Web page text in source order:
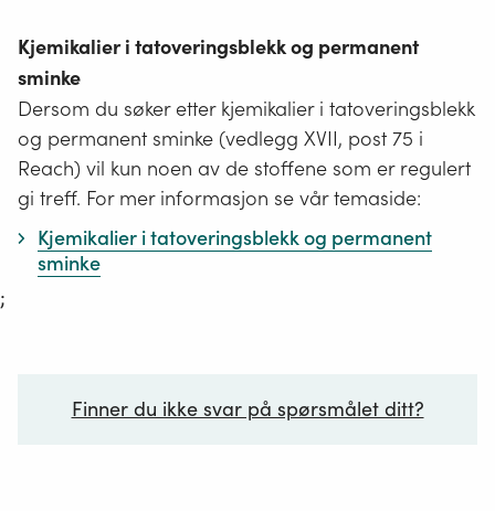
Kjemikalier i tatoveringsblekk og permanent
sminke
Dersom du søker etter kjemikalier i tatoveringsblekk
og permanent sminke (vedlegg XVII, post 75 i
Reach) vil kun noen av de stoffene som er regulert
gi treff. For mer informasjon se vår temaside:
Kjemikalier i tatoveringsblekk og permanent
sminke
;
Finner du ikke svar på spørsmålet ditt?